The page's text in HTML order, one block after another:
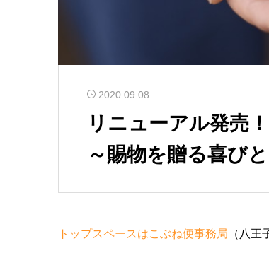
2020.09.08
リニューアル発売
～賜物を贈る喜び
トップスペースはこぶね便事務局 （八